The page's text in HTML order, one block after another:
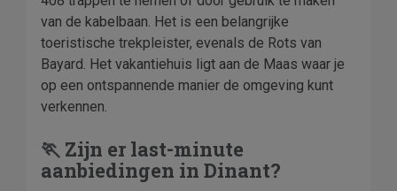
van de kabelbaan. Het is een belangrijke
toeristische trekpleister, evenals de Rots van
Bayard. Het vakantiehuis ligt aan de Maas waar je
op een ontspannende manier de omgeving kunt
verkennen.
🏃 Zijn er last-minute
aanbiedingen in Dinant?